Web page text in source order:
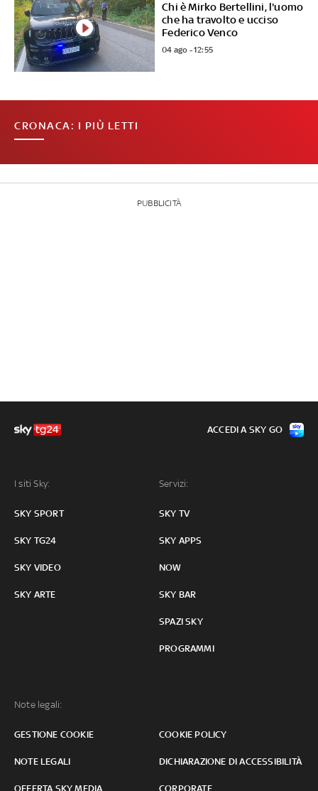
Chi è Mirko Bertellini, l'uomo
che ha travolto e ucciso
Federico Venco
04 ago - 12:55
CRONACA: I PIÙ LETTI
PUBBLICITÀ
I siti Sky:
SKY SPORT
SKY TG24
SKY VIDEO
SKY ARTE
Servizi:
SKY TV
SKY APPS
NOW
SKY BAR
SPAZI SKY
PROGRAMMI
Note legali:
GESTIONE COOKIE COOKIE POLICY
NOTE LEGALI DICHIARAZIONE DI ACCESSIBILITÀ
OFFERTA SKY MEDIA CORPORATE
ACCEDI A SKY GO